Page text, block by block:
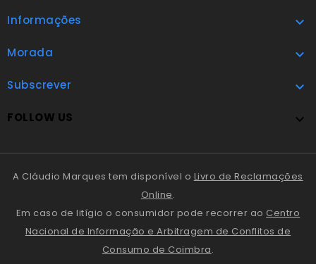
Informações 
Morada 
Subscrever 
FOLLOW US 
A Cláudio Marques tem disponível o Livro de Reclamações
Online.
Em caso de litígio o consumidor pode recorrer ao Centro
Nacional de Informação e Arbitragem de Conflitos de
Consumo de Coimbra.